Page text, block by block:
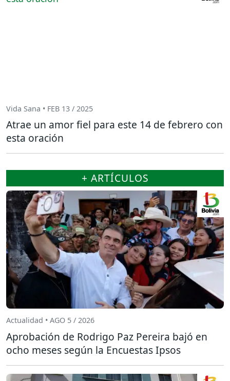
Vida Sana • FEB 13 / 2025
Atrae un amor fiel para este 14 de febrero con
esta oración
+ ARTÍCULOS
Actualidad • AGO 5 / 2026
Aprobación de Rodrigo Paz Pereira bajó en
ocho meses según la Encuestas Ipsos